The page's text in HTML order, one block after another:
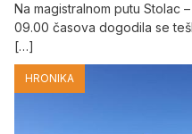
Na magistralnom putu Stolac
09.00 časova dogodila se
[…]
HRONIKA